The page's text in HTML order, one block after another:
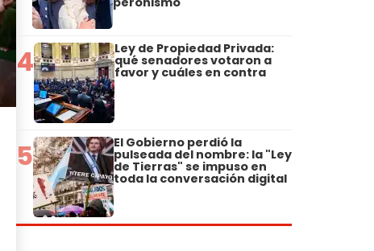
4 Ley de Propiedad Privada:
qué senadores votaron a
favor y cuáles en contra
5 El Gobierno perdió la
pulseada del nombre: la "Ley
de Tierras" se impuso en
toda la conversación digital